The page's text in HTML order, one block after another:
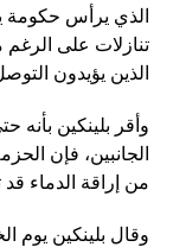
الذي يرأس حكومة
تنازلات على الرغم
الذين يؤيدون
وأقر بلينكين بأنه
من إراقة الدماء
وقال بلينكين يوم